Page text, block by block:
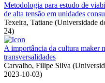
Metodologia para estudo de
de alta tensão em unidades
Texeira, Tatiane (Universidade
24)
A importância da cultura maker
transversalidades
Carvalho, Filipe Silva (
2023-10-03)